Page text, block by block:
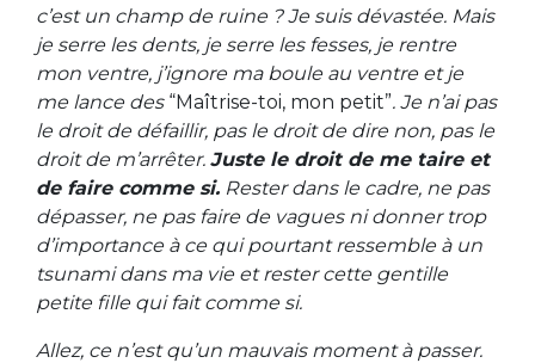
c’est un champ de ruine ? Je suis dévastée. Mais
je serre les dents, je serre les fesses, je rentre
mon ventre, j’ignore ma boule au ventre et je
me lance des “Maîtrise-toi, mon petit”. Je n’ai pas
le droit de défaillir, pas le droit de dire non, pas le
droit de m’arrêter. Juste le droit de me taire et
de faire comme si. Rester dans le cadre, ne pas
dépasser, ne pas faire de vagues ni donner trop
d’importance à ce qui pourtant ressemble à un
tsunami dans ma vie et rester cette gentille
petite fille qui fait comme si.
Allez, ce n’est qu’un mauvais moment à passer.